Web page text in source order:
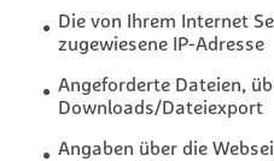
Die von Ihrem Internet
zugewiesene IP-Adresse
Angeforderte Dateien,
Downloads/Dateiexport
Angaben über die